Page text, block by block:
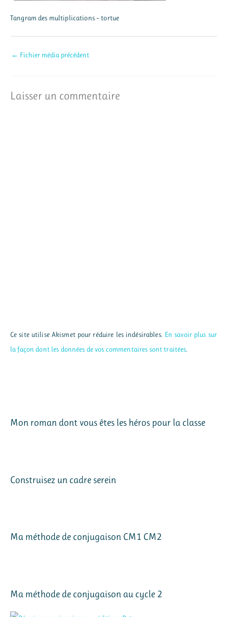
Tangram des multiplications – tortue
← Fichier média précédent
Laisser un commentaire
Ce site utilise Akismet pour réduire les indésirables. En savoir plus sur
la façon dont les données de vos commentaires sont traitées.
Mon roman dont vous êtes les héros pour la classe
Construisez un cadre serein
Ma méthode de conjugaison CM1 CM2
Ma méthode de conjugaison au cycle 2